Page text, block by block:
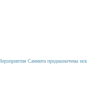
Саммита предназначены